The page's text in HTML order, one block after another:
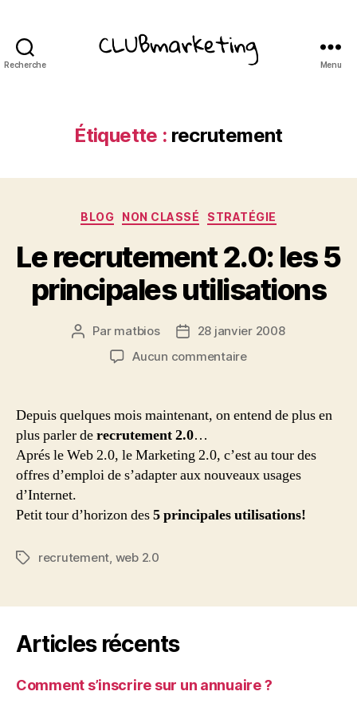
Recherche Menu
Étiquette : recrutement
Catégories
BLOG NON CLASSÉ STRATÉGIE
Le recrutement 2.0: les 5
principales utilisations
Auteur
l’article
Par matbios
Date28 janvier 2008
Aucun commentairesur
principales
utilisations
Depuis quelques mois maintenant, on entend de plus en
plus parler derecrutement 2.0…
Aprés le Web 2.0, le Marketing 2.0, c’est au tour des
offres d’emploi de s’adapter aux nouveaux usages
d’Internet.
Petit tour d’horizon des5 principales utilisations!
Étiquettes
recrutement web 2.0
Articles récents
Comment s’inscrire sur un annuaire ?